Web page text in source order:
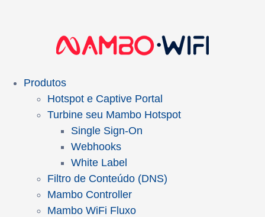
Produtos
Hotspot e Captive Portal
Turbine seu Mambo Hotspot
Single Sign-On
Webhooks
White Label
Filtro de Conteúdo (DNS)
Mambo Controller
Mambo WiFi Fluxo